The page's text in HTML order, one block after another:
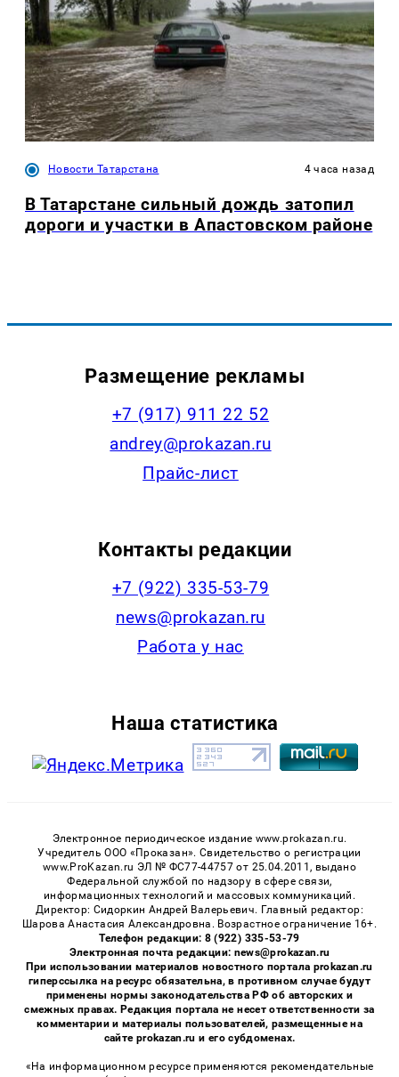
Новости Татарстана 4 часа назад
В Татарстане сильный дождь затопил
дороги и участки в Апастовском районе
Размещение рекламы
+7 (917) 911 22 52
andrey@prokazan.ru
Прайс-лист
Контакты редакции
+7 (922) 335-53-79
news@prokazan.ru
Работа у нас
Наша статистика
Электронное периодическое издание www.prokazan.ru.
Учредитель ООО «Проказан». Cвидетельство о регистрации
www.ProKazan.ru ЭЛ № ФС77-44757 от 25.04.2011, выдано
Федеральной службой по надзору в сфере связи,
информационных технологий и массовых коммуникаций.
Директор: Сидоркин Андрей Валерьевич. Главный редактор:
Шарова Анастасия Александровна. Возрастное ограничение 16+.
Телефон редакции: 8 (922) 335-53-79
Электронная почта редакции: news@prokazan.ru
При использовании материалов новостного портала prokazan.ru
гиперссылка на ресурс обязательна, в противном случае будут
применены нормы законодательства РФ об авторских и
смежных правах. Редакция портала не несет ответственности за
комментарии и материалы пользователей, размещенные на
сайте prokazan.ru и его субдоменах.
«На информационном ресурсе применяются рекомендательные